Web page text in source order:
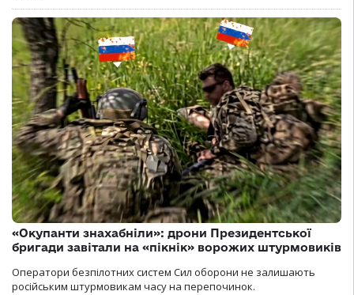
«Окупанти знахабніли»: дрони Президентської
бригади завітали на «пікнік» ворожих штурмовиків
Оператори безпілотних систем Сил оборони не залишають
російським штурмовикам часу на перепочинок.